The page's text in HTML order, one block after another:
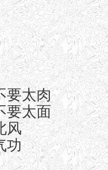
要太肉
要太面
风
功